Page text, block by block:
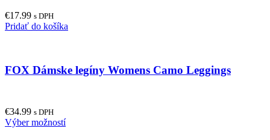
€17.99 s DPH
Pridať do košíka
FOX Dámske legíny Womens Camo Leggings
€34.99 s DPH
Výber možnostíThis